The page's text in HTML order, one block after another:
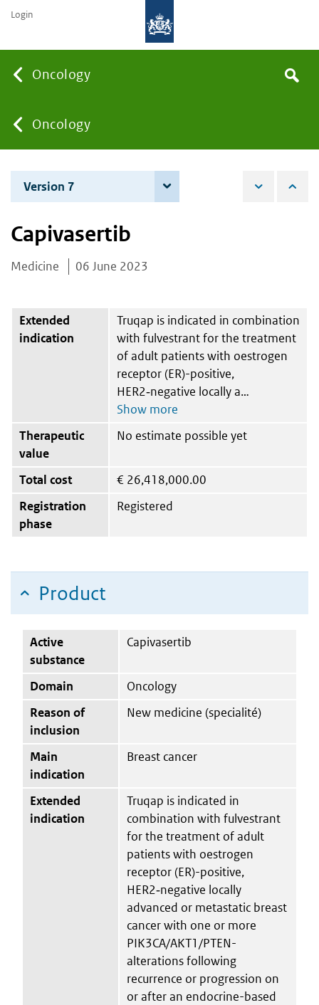
Oncology
You
are
here:
Oncology
the
Search
Login
Version 7
Capivasertib
Medicine 06 June 2023
Extended
indication
Truqap is indicated in combination
with fulvestrant for the treatment
of adult patients with oestrogen
receptor (ER)-positive,
HER2‑negative locally a
Therapeutic
value
No estimate possible yet
Total cost € 26,418,000.00
Registration
phase
Registered
Product
Active
substance
Capivasertib
Domain
Oncology
Reason of
inclusion
New medicine (specialité)
Main
indication
Breast cancer
Extended
indication
Truqap is indicated in
combination with fulvestrant
for the treatment of adult
patients with oestrogen
receptor (ER)-positive,
HER2‑negative locally
advanced or metastatic breast
cancer with one or more
PIK3CA/AKT1/PTEN-
alterations following
recurrence or progression on
or after an endocrine-based